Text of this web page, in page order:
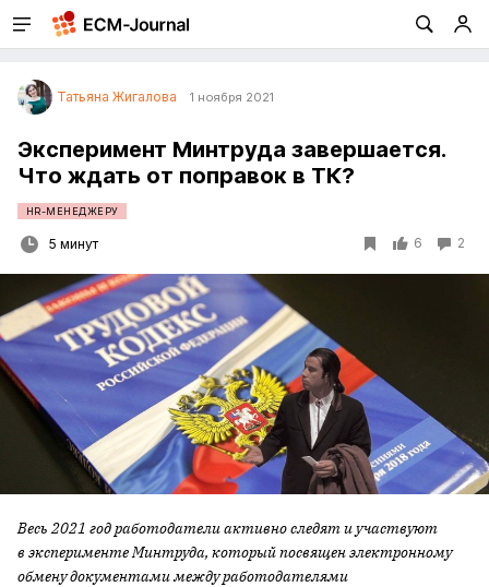
Татьяна Жигалова 1 ноября 2021
Эксперимент Минтруда завершается.
Что ждать от поправок в ТК?
HR-МЕНЕДЖЕРУ
5 минут 6 2
Весь 2021 год работодатели активно следят и участвуют
в эксперименте Минтруда, который посвящен электронному
обмену документами между работодателями